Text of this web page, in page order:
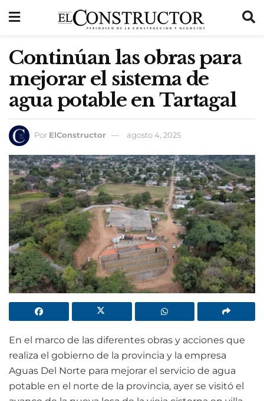
Continúan las obras para
mejorar el sistema de
agua potable en Tartagal
Por ElConstructor agosto 4, 2025
En el marco de las diferentes obras y acciones que
realiza el gobierno de la provincia y la empresa
Aguas Del Norte para mejorar el servicio de agua
potable en el norte de la provincia, ayer se visitó el